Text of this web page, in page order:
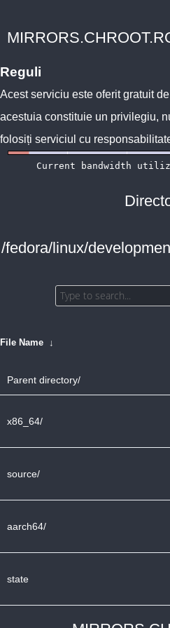
Reguli
Acest serviciu este oferit gratuit de
acestuia constituie un privilegiu,
folosiți serviciul cu
/fedora/linux/
File Name ↓
Parent directory/
x86_64/
source/
aarch64/
state